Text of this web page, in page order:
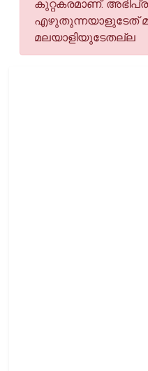
കുറ്റകരമാണ്.
എഴുതുന്നയാളുടേത്
മലയാളിയുടേതല്ല